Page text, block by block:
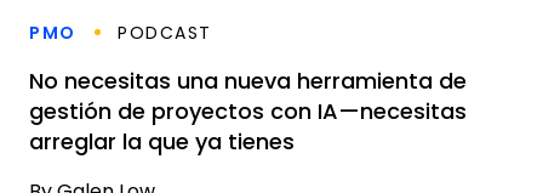
PMO PODCAST
No necesitas una nueva herramienta de
gestión de proyectos con IA—necesitas
arreglar la que ya tienes